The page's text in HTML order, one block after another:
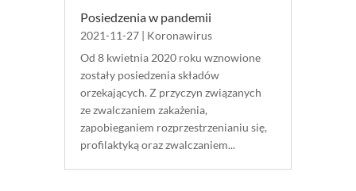
Posiedzenia w pandemii
2021-11-27| Koronawirus
Od 8 kwietnia 2020 roku wznowione
zostały posiedzenia składów
orzekających. Z przyczyn związanych
ze zwalczaniem zakażenia,
zapobieganiem rozprzestrzenianiu się,
profilaktyką oraz zwalczaniem...